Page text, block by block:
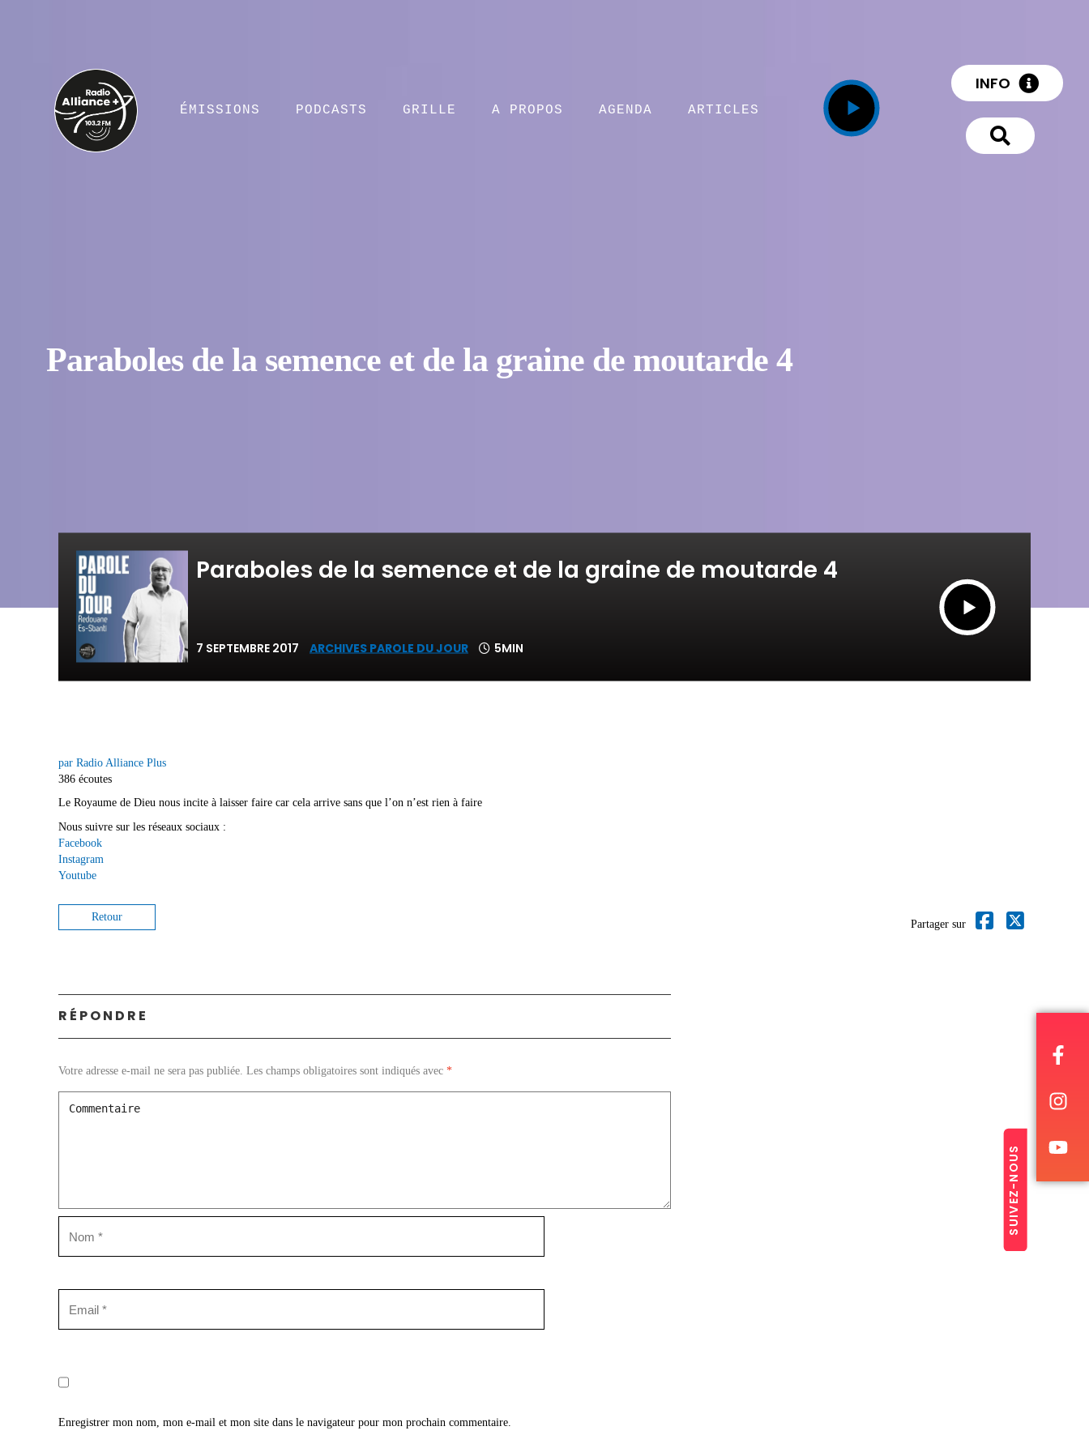
ÉMISSIONS PODCASTS GRILLE A PROPOS AGENDA ARTICLES
INFO
SUIVEZ-NOUS
Paraboles de la semence et de la graine de moutarde 4
Paraboles de la semence et de la graine de moutarde 4
7 SEPTEMBRE 2017 ARCHIVES PAROLE DU JOUR 5MIN
par Radio Alliance Plus
386 écoutes
Le Royaume de Dieu nous incite à laisser faire car cela arrive sans que l’on n’est rien à faire
Nous suivre sur les réseaux sociaux :
Facebook
Instagram
Youtube
Retour
Partager sur
RÉPONDRE
Votre adresse e-mail ne sera pas publiée. Les champs obligatoires sont indiqués avec *
Enregistrer mon nom, mon e-mail et mon site dans le navigateur pour mon prochain commentaire.